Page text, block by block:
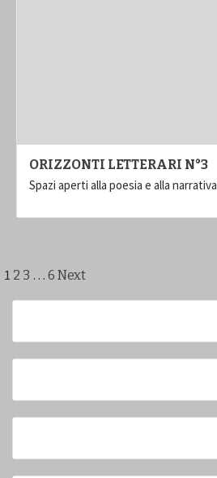
ORIZZONTI LETTERARI N°3
Spazi aperti alla poesia e alla narrativa
Paginazione
degli
articoli
1 2 3 … 6 Next